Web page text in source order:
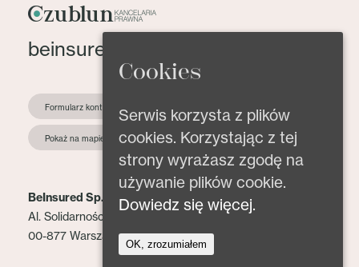
beinsured@beinsured.pl
Formularz kontaktowy
Pokaż na mapie
BeInsured Sp. z o.o.
Al. Solidarności 153 lok. 2
00-877 Warszawa
Cookies
Serwis korzysta z plików
cookies. Korzystając z tej
strony wyrażasz zgodę na
używanie plików cookie.
Dowiedz się więcej.
OK, zrozumiałem